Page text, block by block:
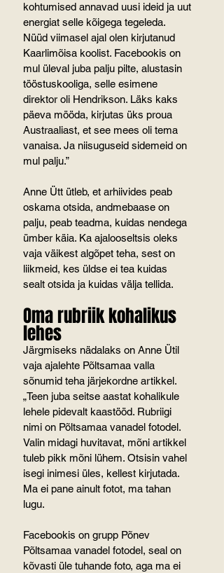
kohtumised annavad uusi ideid ja uut
energiat selle kõigega tegeleda.
Nüüd viimasel ajal olen kirjutanud
Kaarlimõisa koolist. Facebookis on
mul üleval juba palju pilte, alustasin
tööstuskooliga, selle esimene
direktor oli Hendrikson. Läks kaks
päeva mööda, kirjutas üks proua
Austraaliast, et see mees oli tema
vanaisa. Ja niisuguseid sidemeid on
mul palju.”
Anne Ütt ütleb, et arhiivides peab
oskama otsida, andmebaase on
palju, peab teadma, kuidas nendega
ümber käia. Ka ajalooseltsis oleks
vaja väikest algõpet teha, sest on
liikmeid, kes üldse ei tea kuidas
sealt otsida ja kuidas välja tellida.
Oma rubriik kohalikus
lehes
Järgmiseks nädalaks on Anne Ütil
vaja ajalehte Põltsamaa valla
sõnumid teha järjekordne artikkel.
„Teen juba seitse aastat kohalikule
lehele pidevalt kaastööd. Rubriigi
nimi on Põltsamaa vanadel fotodel.
Valin midagi huvitavat, mõni artikkel
tuleb pikk mõni lühem. Otsisin vahel
isegi inimesi üles, kellest kirjutada.
Ma ei pane ainult fotot, ma tahan
lugu.
Facebookis on grupp Põnev
Põltsamaa vanadel fotodel, seal on
kõvasti üle tuhande foto, aga ma ei